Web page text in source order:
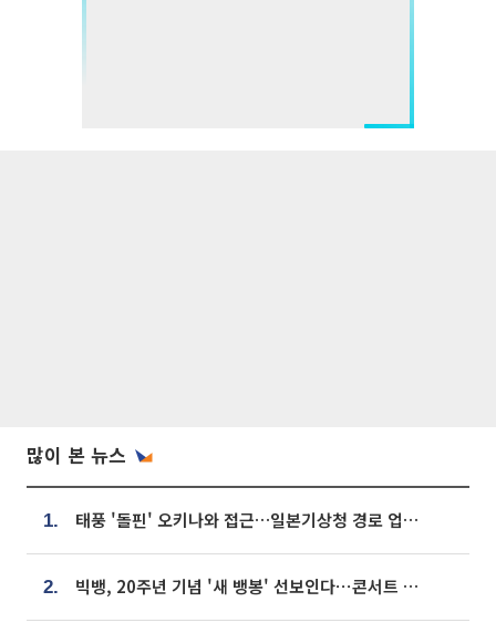
많이 본 뉴스
1. 태풍 '돌핀' 오키나와 접근…일본기상청 경로 업데이트
2. 빅뱅, 20주년 기념 '새 뱅봉' 선보인다⋯콘서트 앞두고 팝업 개최